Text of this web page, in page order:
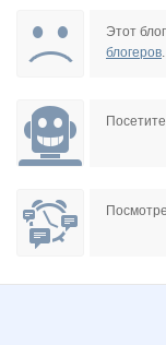
confessa*
paradox85 s320an
Этот
блогеров.